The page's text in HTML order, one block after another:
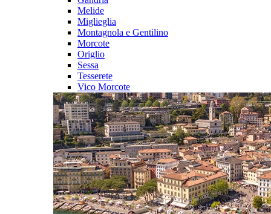
Melide
Miglieglia
Montagnola e Gentilino
Morcote
Origlio
Sessa
Tesserete
Vico Morcote